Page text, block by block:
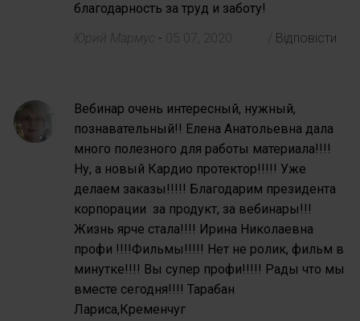
благодарность за труд и заботу!
Юрий Мармус - 05 07, 2020 Відповісти
Вебинар очень интересный, нужный,
познавательный!! Елена Анатольевна дала
много полезного для работы материала!!!!
Ну, а новый Кардио протектор!!!!! Уже
делаем заказы!!!!! Благодарим президента
корпорации за продукт, за вебинары!!!
Жизнь ярче стала!!!! Ирина Николаевна
профи !!!!Фильмы!!!!! Нет не ролик, фильм в
минутке!!!! Вы супер профи!!!!! Рады что мы
вместе сегодня!!!! Тарабан
Лариса,Кременчуг